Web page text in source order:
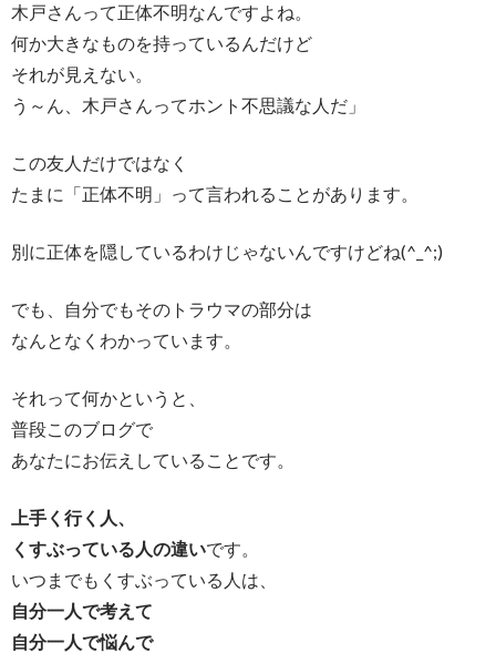
木戸さんって正体不明なんですよね。
何か大きなものを持っているんだけど
それが見えない。
う～ん、木戸さんってホント不思議な人だ」
この友人だけではなく
たまに「正体不明」って言われることがあります。
別に正体を隠しているわけじゃないんですけどね(^_^;)
でも、自分でもそのトラウマの部分は
なんとなくわかっています。
それって何かというと、
普段このブログで
あなたにお伝えしていることです。
上手く行く人、
くすぶっている人の違いです。
いつまでもくすぶっている人は、
自分一人で考えて
自分一人で悩んで